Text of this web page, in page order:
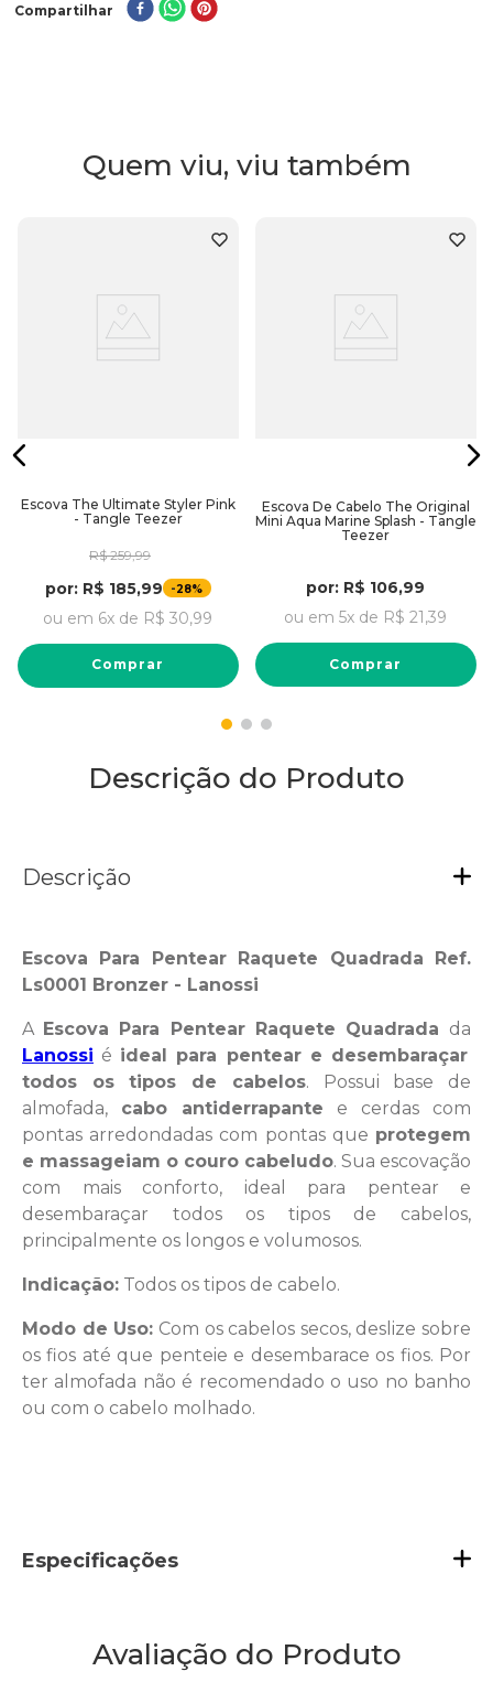
Compartilhar
Quem viu, viu também
Escova The Ultimate Styler Pink
- Tangle Teezer
R$ 259,99
por: R$ 185,99 -28%
ou em 6x de R$ 30,99
Comprar
Escova De Cabelo The Original
Mini Aqua Marine Splash - Tangle
Teezer
por: R$ 106,99
ou em 5x de R$ 21 ,39
Comprar
Descrição do Produto
Descrição
Escova Para Pentear Raquete Quadrada Ref.
Ls0001 Bronzer - Lanossi
A Escova Para Pentear Raquete Quadrada da
Lanossi é ideal para pentear e desembaraçar
todos os tipos de cabelos. Possui base de
almofada, cabo antiderrapante e cerdas com
pontas arredondadas com pontas que protegem
e massageiam o couro cabeludo. Sua escovação
com mais conforto, ideal para pentear e
desembaraçar todos os tipos de cabelos,
principalmente os longos e volumosos.
Indicação: Todos os tipos de cabelo.
Modo de Uso: Com os cabelos secos, deslize sobre
os fios até que penteie e desembarace os fios. Por
ter almofada não é recomendado o uso no banho
ou com o cabelo molhado.
Especificações
Avaliação do Produto